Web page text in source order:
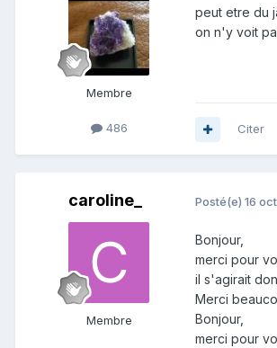
Membre
486
peut etre du
on n'y voit
Citer
caroline_
Membre
Posté(e) 16
Bonjour,
merci pour
il s'agirait
Merci
Bonjour,
merci pour